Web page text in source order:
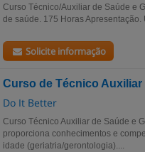
Curso Técnico/Auxiliar de Saúde e
de saúde. 175 Horas
Solicite informação
Curso de Técnico Auxiliar
Do It Better
Curso Técnico Auxiliar de Saúde e
proporciona conhecimentos e
idade (geriatria/gerontologia)....